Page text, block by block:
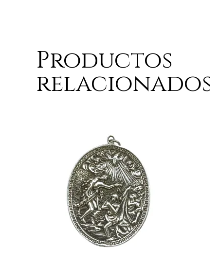
Productos
relacionados
AÑADIR AL CARRITO